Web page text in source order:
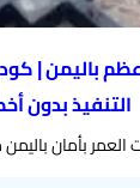
باليمن | كود
التنفيذ بدون
العمر بأمان